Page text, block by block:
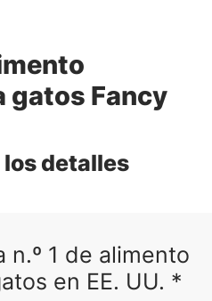
Dónde comprar
Ofertas
gatos Fancy
los detalles
n.º 1 de alimento
en EE. UU. *